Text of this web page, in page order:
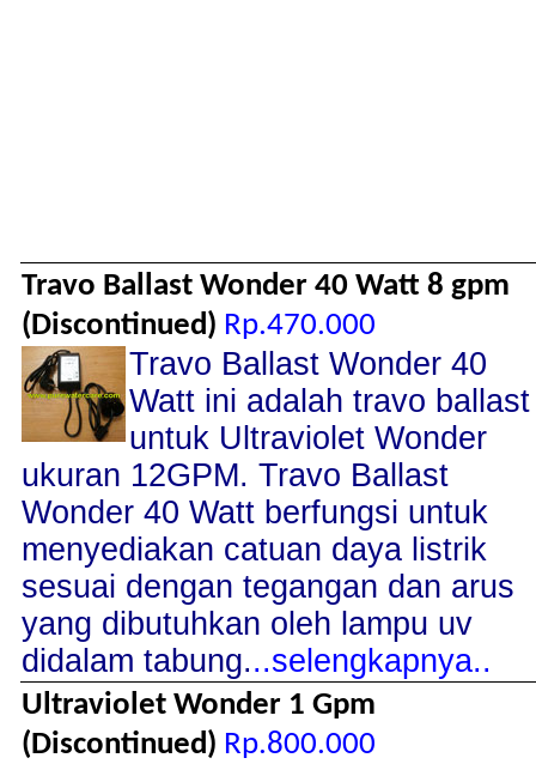
Travo Ballast Wonder 40 Watt 8 gpm
(Discontinued) Rp.470.000
Travo Ballast Wonder 40
Watt ini adalah travo ballast
untuk Ultraviolet Wonder
ukuran 12GPM. Travo Ballast
Wonder 40 Watt berfungsi untuk
menyediakan catuan daya listrik
sesuai dengan tegangan dan arus
yang dibutuhkan oleh lampu uv
didalam tabung...selengkapnya..
Ultraviolet Wonder 1 Gpm
(Discontinued) Rp.800.000